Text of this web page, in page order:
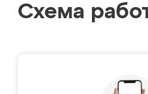
Схема